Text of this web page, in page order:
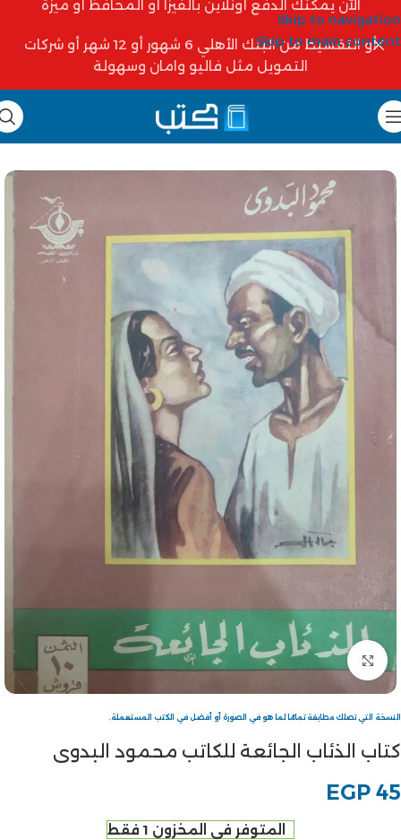
Skip to navigation
Skip to main content
الآن يمكنك الدفع أونلاين بالفيزا أو المحافظ أو ميزة
أو التقسيط من البنك الأهلي 6 شهور أو 12 شهر أو شركات
التمويل مثل فاليو وامان وسهولة
Click to enlarge
النسخة التي تصلك مطابقة تمامًا لما هو في الصورة أو أفضل في الكتب المستعملة.
كتاب الذئاب الجائعة للكاتب محمود البدوى
EGP 45
المتوفر في المخزون 1 فقط